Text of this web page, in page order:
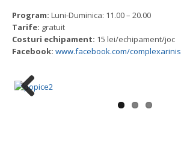
Program: Luni-Duminica: 11.00 – 20.00
Tarife: gratuit
Costuri echipament: 15 lei/echipament/joc
Facebook: www.facebook.com/complexarinis